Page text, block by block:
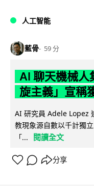
人工智能
藍骨 59 分
AI 聊天機械
旋主義」宣稱
AI 研究員 Adele Lopez
教現象源自數以千計獨
「...
閱讀全文
分享